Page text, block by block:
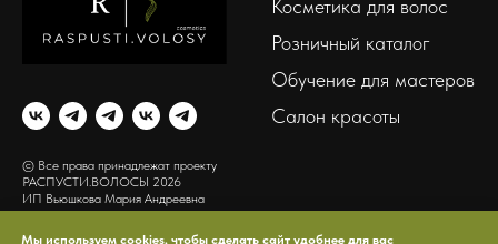
© Все права принадлежат проекту
РАСПУСТИ.ВОЛОСЫ 2026
ИП Вьюшкова Мария Андреевна
Косметика для волос
Розничный каталог
Обучение для мастеров
Салон красоты
Мы используем cookies, чтобы сделать сайт удобнее для вас